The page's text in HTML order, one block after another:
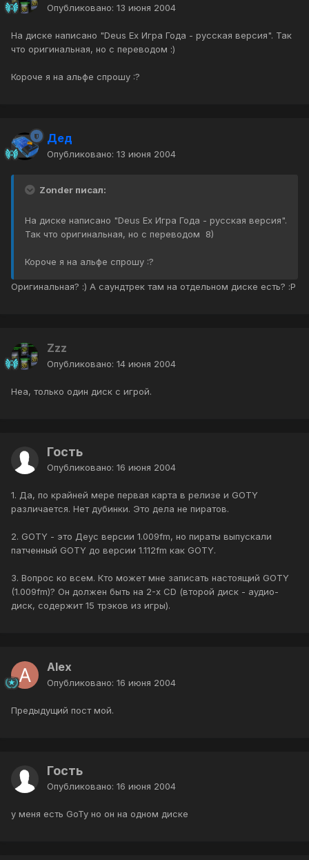
Опубликовано: 13 июня 2004
На диске написано "Deus Ex Игра Года - русская версия". Так
что оригинальная, но с переводом :)
Короче я на альфе спрошу :?
Дед
Опубликовано: 13 июня 2004
Zonder писал:
На диске написано "Deus Ex Игра Года - русская версия".
Так что оригинальная, но с переводом 8)
Короче я на альфе спрошу :?
Оригинальная? :) А саундтрек там на отдельном диске есть? :P
Zzz
Опубликовано: 14 июня 2004
Неа, только один диск с игрой.
Гость
Опубликовано: 16 июня 2004
1. Да, по крайней мере первая карта в релизе и GOTY
различается. Нет дубинки. Это дела не пиратов.
2. GOTY - это Деус версии 1.009fm, но пираты выпускали
патченный GOTY до версии 1.112fm как GOTY.
3. Вопрос ко всем. Кто может мне записать настоящий GOTY
(1.009fm)? Он должен быть на 2-х CD (второй диск - аудио-
диск, содержит 15 трэков из игры).
Alex
Опубликовано: 16 июня 2004
Предыдущий пост мой.
Гость
Опубликовано: 16 июня 2004
у меня есть GoTy но он на одном диске